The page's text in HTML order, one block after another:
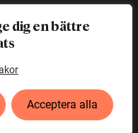
dig en bättre
Acceptera alla